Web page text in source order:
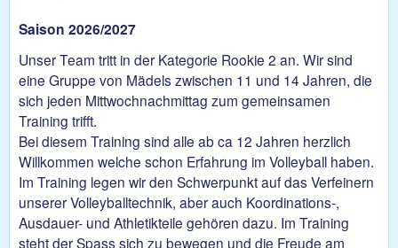
Saison 2026/2027
Unser Team tritt in der Kategorie Rookie 2 an. Wir sind
eine Gruppe von Mädels zwischen 11 und 14 Jahren, die
sich jeden Mittwochnachmittag zum gemeinsamen
Training trifft.
Bei diesem Training sind alle ab ca 12 Jahren herzlich
Willkommen welche schon Erfahrung im Volleyball haben.
Im Training legen wir den Schwerpunkt auf das Verfeinern
unserer Volleyballtechnik, aber auch Koordinations-,
Ausdauer- und Athletikteile gehören dazu. Im Training
steht der Spass sich zu bewegen und die Freude am